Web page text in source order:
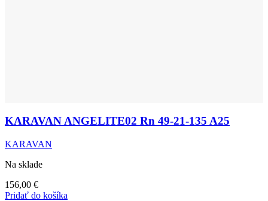
KARAVAN ANGELITE02 Rn 49-21-135 A25
KARAVAN
Na sklade
156,00 €
Pridať do košíka